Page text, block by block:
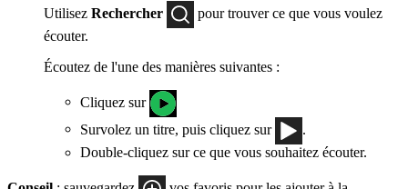
Utilisez Rechercher
pour trouver ce que vous voulez
écouter.
Écoutez de l'une des manières suivantes :
Cliquez sur
Survolez un titre, puis cliquez sur
Double-cliquez sur ce que vous souhaitez écouter.